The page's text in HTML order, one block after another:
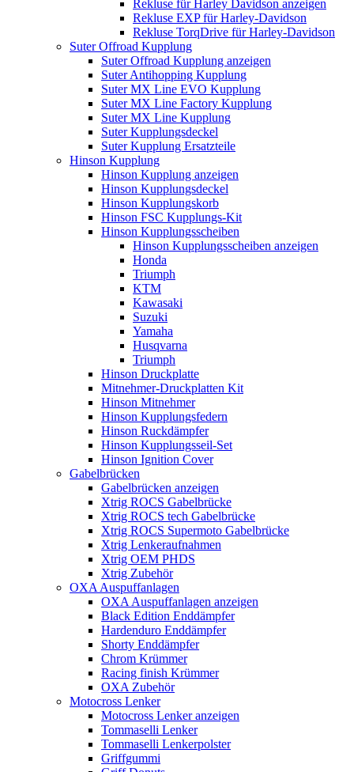
Rekluse für Harley Davidson anzeigen
Rekluse EXP für Harley-Davidson
Rekluse TorqDrive für Harley-Davidson
Suter Offroad Kupplung
Suter Offroad Kupplung anzeigen
Suter Antihopping Kupplung
Suter MX Line EVO Kupplung
Suter MX Line Factory Kupplung
Suter MX Line Kupplung
Suter Kupplungsdeckel
Suter Kupplung Ersatzteile
Hinson Kupplung
Hinson Kupplung anzeigen
Hinson Kupplungsdeckel
Hinson Kupplungskorb
Hinson FSC Kupplungs-Kit
Hinson Kupplungsscheiben
Hinson Kupplungsscheiben anzeigen
Honda
Triumph
KTM
Kawasaki
Suzuki
Yamaha
Husqvarna
Triumph
Hinson Druckplatte
Mitnehmer-Druckplatten Kit
Hinson Mitnehmer
Hinson Kupplungsfedern
Hinson Ruckdämpfer
Hinson Kupplungsseil-Set
Hinson Ignition Cover
Gabelbrücken
Gabelbrücken anzeigen
Xtrig ROCS Gabelbrücke
Xtrig ROCS tech Gabelbrücke
Xtrig ROCS Supermoto Gabelbrücke
Xtrig Lenkeraufnahmen
Xtrig OEM PHDS
Xtrig Zubehör
OXA Auspuffanlagen
OXA Auspuffanlagen anzeigen
Black Edition Enddämpfer
Hardenduro Enddämpfer
Shorty Enddämpfer
Chrom Krümmer
Racing finish Krümmer
OXA Zubehör
Motocross Lenker
Motocross Lenker anzeigen
Tommaselli Lenker
Tommaselli Lenkerpolster
Griffgummi